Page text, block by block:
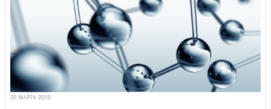
20 МАРТА 2019